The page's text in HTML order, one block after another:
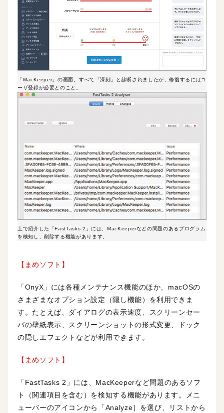
「MacKeeper」の画面。すべて「深刻」と診断されましたが、修復するにはユ
ーザ登録が必要とのこと。
上で紹介した「FastTasks 2」には、MacKeeperなどの問題のあるプログラム
を検知し、削除する機能があります。
【まめソフト】
「OnyX」には各種メンテナンス機能のほか、macOSの
さまざまなオプション設定（隠し機能）を利用できま
す。たとえば、ダイアログの表示速度、スクリーンセー
バの壁紙表示、スクリーンショットの形式変更、ドック
の隠しエフェクトなどが利用できます。
【まめソフト】
「FastTasks 2」には、MacKeeperなど問題のあるソフ
ト（関連項目を含む）を検知する機能があります。メニ
ューバーのアイコンから「Analyze］を選び、リストから